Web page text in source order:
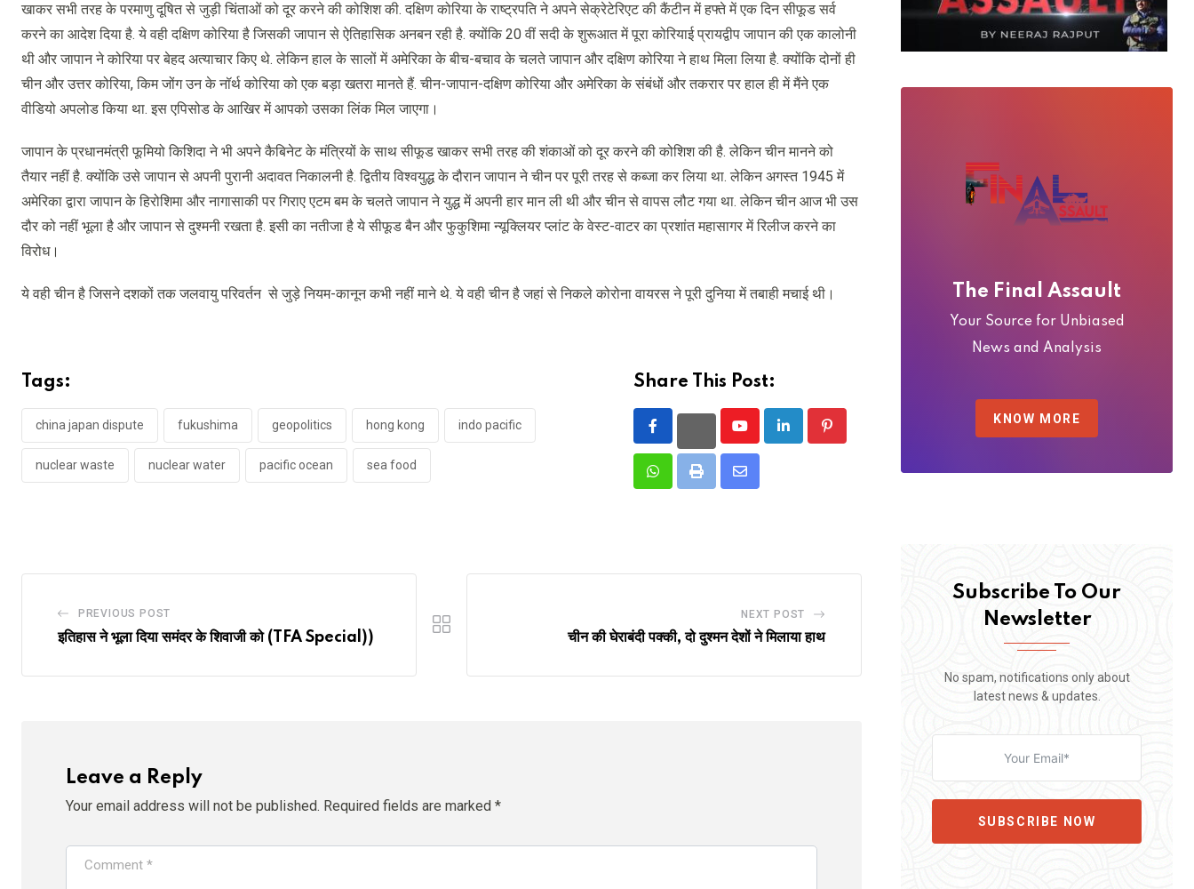
खाकर सभी तरह के परमाणु दूषित से जुड़ी चिंताओं को दूर करने की कोशिश की. दक्षिण कोरिया के राष्ट्रपति ने अपने सेक्रेटेरिएट की कैंटीन में हफ्ते में एक दिन सीफूड सर्व
करने का आदेश दिया है. ये वही दक्षिण कोरिया है जिसकी जापान से ऐतिहासिक अनबन रही है. क्योंकि 20 वीं सदी के शुरूआत में पूरा कोरियाई प्रायद्वीप जापान की एक कालोनी
थी और जापान ने कोरिया पर बेहद अत्याचार किए थे. लेकिन हाल के सालों में अमेरिका के बीच-बचाव के चलते जापान और दक्षिण कोरिया ने हाथ मिला लिया है. क्योंकि दोनों ही
चीन और उत्तर कोरिया, किम जोंग उन के नॉर्थ कोरिया को एक बड़ा खतरा मानते हैं. चीन-जापान-दक्षिण कोरिया और अमेरिका के संबंधों और तकरार पर हाल ही में मैंने एक
वीडियो अपलोड किया था. इस एपिसोड के आखिर में आपको उसका लिंक मिल जाएगा।
जापान के प्रधानमंत्री फूमियो किशिदा ने भी अपने कैबिनेट के मंत्रियों के साथ सीफूड खाकर सभी तरह की शंकाओं को दूर करने की कोशिश की है. लेकिन चीन मानने को
तैयार नहीं है. क्योंकि उसे जापान से अपनी पुरानी अदावत निकालनी है. द्वितीय विश्वयुद्ध के दौरान जापान ने चीन पर पूरी तरह से कब्जा कर लिया था. लेकिन अगस्त 1945 में
अमेरिका द्वारा जापान के हिरोशिमा और नागासाकी पर गिराए एटम बम के चलते जापान ने युद्ध में अपनी हार मान ली थी और चीन से वापस लौट गया था. लेकिन चीन आज भी उस
दौर को नहीं भूला है और जापान से दुश्मनी रखता है. इसी का नतीजा है ये सीफूड बैन और फुकुशिमा न्यूक्लियर प्लांट के वेस्ट-वाटर का प्रशांत महासागर में रिलीज करने का
विरोध।
ये वही चीन है जिसने दशकों तक जलवायु परिवर्तन से जुड़े नियम-कानून कभी नहीं माने थे. ये वही चीन है जहां से निकले कोरोना वायरस ने पूरी दुनिया में तबाही मचाई थी।
Tags:
china japan dispute fukushima geopolitics hong kong indo pacific
nuclear waste nuclear water pacific ocean sea food
Share This Post:
YoutubeLinkedIn
WhatsappPrint
Share
PREVIOUS POST
इतिहास ने भूला दिया समंदर के शिवाजी को (TFA Special))
NEXT POST
चीन की घेराबंदी पक्की, दो दुश्मन देशों ने मिलाया हाथ
Leave a Reply
Your email address will not be published. Required fields are marked *
The Final Assault
Your Source for Unbiased
News and Analysis
KNOW MORE
Subscribe To Our
Newsletter
No spam, notifications only about
latest news & updates.
SUBSCRIBE NOW